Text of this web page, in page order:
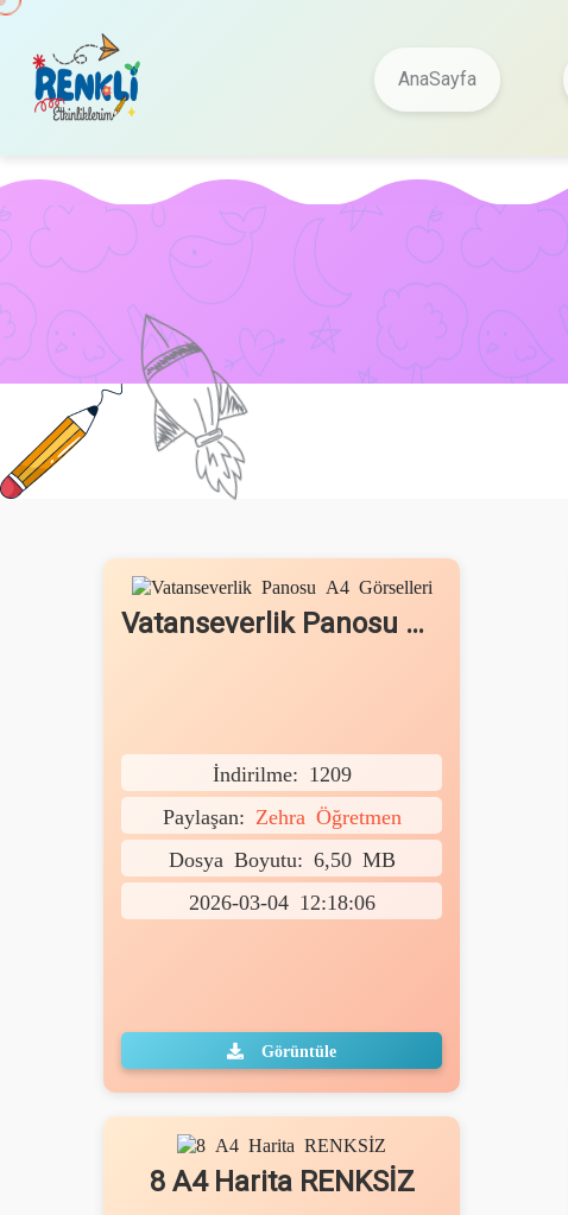
AnaSayfa
Vatanseverlik Panosu A4 Görselleri
İndirilme: 1209
Paylaşan: Zehra Öğretmen
Dosya Boyutu: 6,50 MB
2026-03-04 12:18:06
Görüntüle
8 A4 Harita RENKSİZ